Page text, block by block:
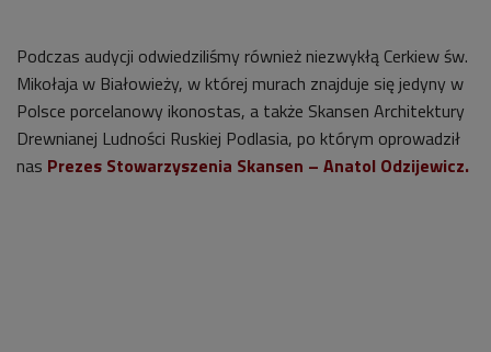
Podczas audycji odwiedziliśmy również niezwykłą Cerkiew św.
Mikołaja w Białowieży, w której murach znajduje się jedyny w
Polsce porcelanowy ikonostas, a także Skansen Architektury
Drewnianej Ludności Ruskiej Podlasia, po którym oprowadził
nas Prezes Stowarzyszenia Skansen – Anatol Odzijewicz.